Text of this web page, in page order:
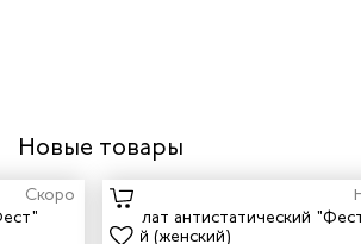
Новые товары
Скоро